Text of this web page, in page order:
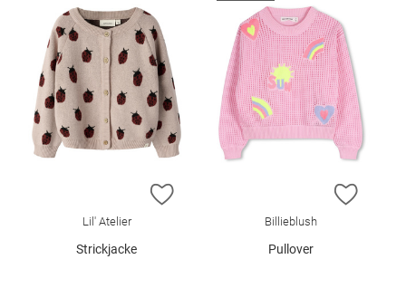
ZUR WUNSCHLISTE HINZUFÜGEN
Lil' Atelier
Strickjacke
ZUR
Billieblush
Pullover